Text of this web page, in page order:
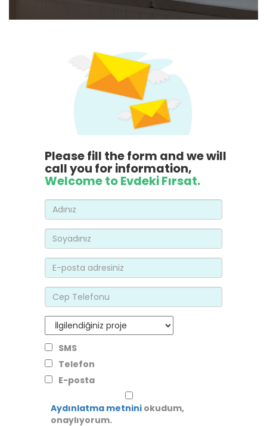
Please fill the form and we will
call you for information,
Welcome to Evdeki Fırsat.
SMS
Telefon
E-posta
Aydınlatma metnini okudum,
onaylıyorum.